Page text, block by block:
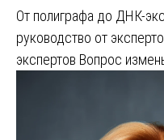
От полиграфа до ДНК-
руководство от
экспертов Вопрос